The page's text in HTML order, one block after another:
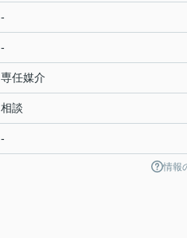
-
-
専任媒介
相談
-
情報